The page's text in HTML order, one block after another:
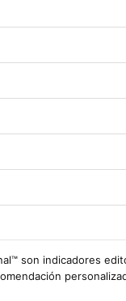
son indicadores